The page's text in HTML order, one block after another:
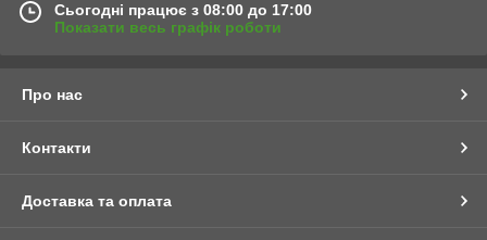
Сьогодні працює з 08:00 до 17:00
Показати весь графік роботи
Про нас
Контакти
Доставка та оплата